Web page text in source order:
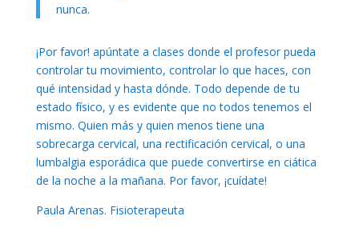
nunca.
¡Por favor! apúntate a clases donde el profesor pueda
controlar tu movimiento, controlar lo que haces, con
qué intensidad y hasta dónde. Todo depende de tu
estado físico, y es evidente que no todos tenemos el
mismo. Quien más y quien menos tiene una
sobrecarga cervical, una rectificación cervical, o una
lumbalgia esporádica que puede convertirse en ciática
de la noche a la mañana. Por favor, ¡cuídate!
Paula Arenas. Fisioterapeuta